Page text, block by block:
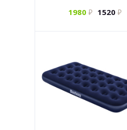
1980
1520